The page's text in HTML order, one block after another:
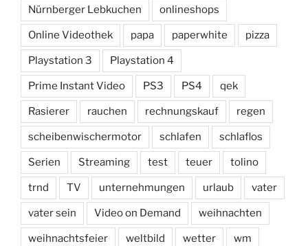
Nürnberger Lebkuchen onlineshops
Online Videothek papa paperwhite pizza
Playstation 3 Playstation 4
Prime Instant Video PS3 PS4 qek
Rasierer rauchen rechnungskauf regen
scheibenwischermotor schlafen schlaflos
Serien Streaming test teuer tolino
trnd TV unternehmungen urlaub vater
vater sein Video on Demand weihnachten
weihnachtsfeier weltbild wetter wm